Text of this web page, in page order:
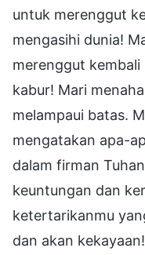
untuk merenggut
mengasihi dunia!
merenggut
kabur! Mari
melampaui batas.
mengatakan apa-
dalam firman
keuntungan dan
ketertarikanmu
dan akan